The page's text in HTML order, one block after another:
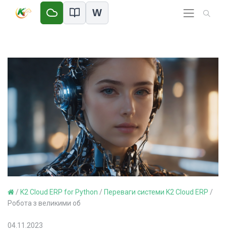
W
/ K2 Cloud ERP for Python / Переваги системи K2 Cloud ERP /
Робота з великими об
04.11.2023